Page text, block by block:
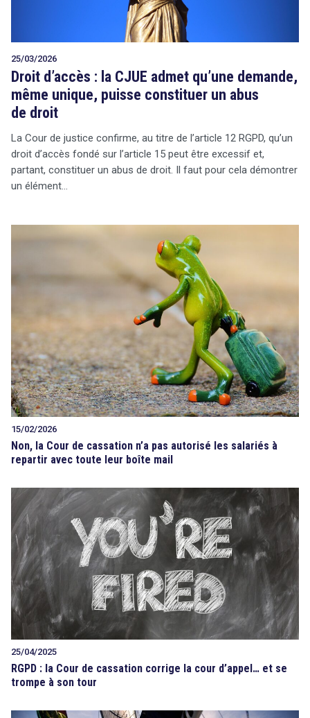
15/02/2026
Non, la Cour de cassation n’a pas autorisé les salariés à
repartir avec toute leur boîte mail
25/04/2025
RGPD : la Cour de cassation corrige la cour d’appel… et se
trompe à son tour
25/03/2026
Droit d’accès : la CJUE admet qu’une demande,
même unique, puisse constituer un abus
de droit
La Cour de justice confirme, au titre de l’article 12 RGPD, qu’un
droit d’accès fondé sur l’article 15 peut être excessif et,
partant, constituer un abus de droit. Il faut pour cela démontrer
un élément…